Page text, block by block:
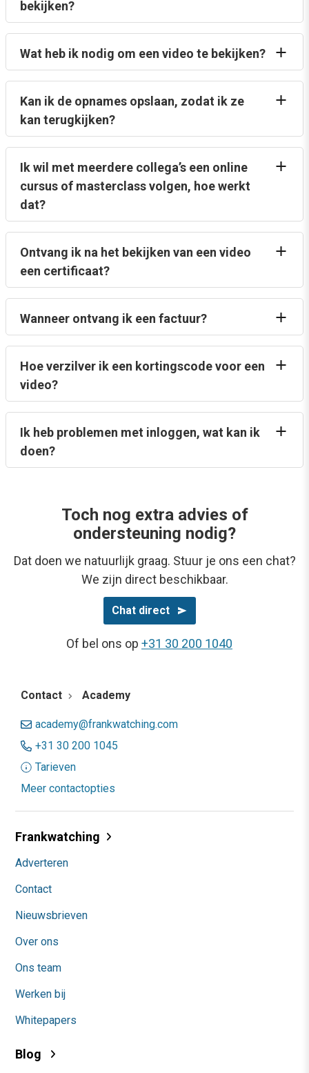
bekijken?
Wat heb ik nodig om een video te bekijken?
Kan ik de opnames opslaan, zodat ik ze
kan terugkijken?
Ik wil met meerdere collega’s een online
cursus of masterclass volgen, hoe werkt
dat?
Ontvang ik na het bekijken van een video
een certificaat?
Wanneer ontvang ik een factuur?
Hoe verzilver ik een kortingscode voor een
video?
Ik heb problemen met inloggen, wat kan ik
doen?
Toch nog extra advies of
ondersteuning nodig?
Dat doen we natuurlijk graag. Stuur je ons een chat?
We zijn direct beschikbaar.
Chat direct
Of bel ons op +31 30 200 1040
Contact Academy
academy@frankwatching.com
+31 30 200 1045
Tarieven
Meer contactopties
Frankwatching
Adverteren
Contact
Nieuwsbrieven
Over ons
Ons team
Werken bij
Whitepapers
Blog